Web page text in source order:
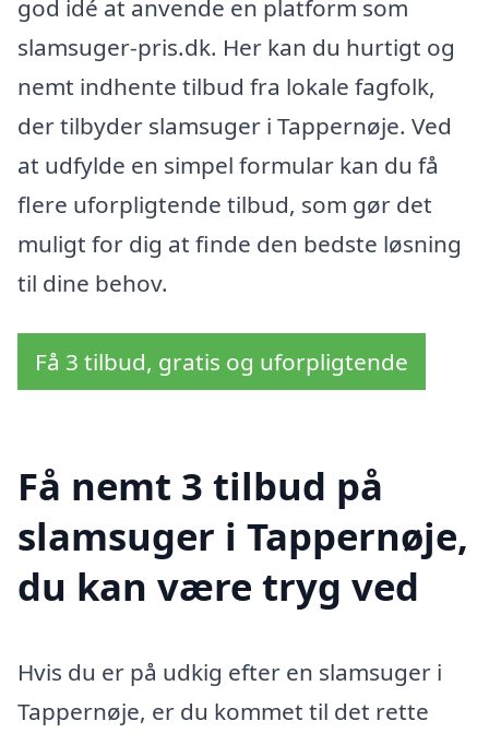
god idé at anvende en platform som
slamsuger-pris.dk. Her kan du hurtigt og
nemt indhente tilbud fra lokale fagfolk,
der tilbyder slamsuger i Tappernøje. Ved
at udfylde en simpel formular kan du få
flere uforpligtende tilbud, som gør det
muligt for dig at finde den bedste løsning
til dine behov.
Få 3 tilbud, gratis og uforpligtende
Få nemt 3 tilbud på
slamsuger i Tappernøje,
du kan være tryg ved
Hvis du er på udkig efter en slamsuger i
Tappernøje, er du kommet til det rette